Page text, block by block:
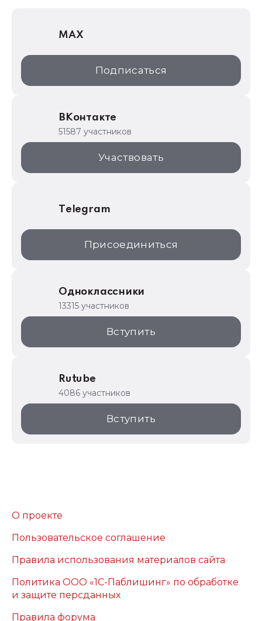
1С:Дистрибьюция
1С:Образование
ИТС.1C.ru
1С:Торговая площадка
MAX
Подписаться
ВКонтакте
51587 участников
Участвовать
Telegram
Присоединиться
Одноклассники
13315 участников
Вступить
Rutube
4086 участников
Вступить
О проекте
Пользовательское соглашение
Правила использования материалов сайта
Политика ООО «1С-Паблишинг» по обработке
и защите персданных
Правила форума